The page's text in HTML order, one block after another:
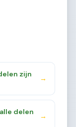
zijn
→
delen
→